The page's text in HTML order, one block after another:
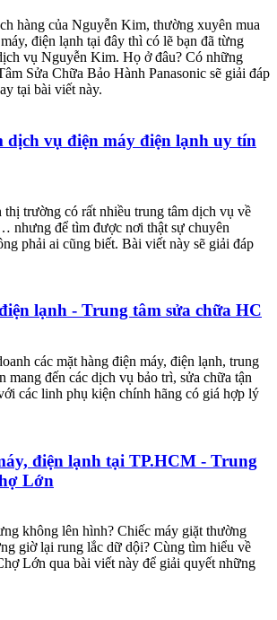
hàng của Nguyễn Kim, thường xuyên mua
điện lạnh tại đây thì có lẽ bạn đã từng
vụ Nguyễn Kim. Họ ở đâu? Có những
Sửa Chữa Bảo Hành Panasonic sẽ giải đáp
tại bài viết này.
dịch vụ điện máy điện lạnh uy tín
thị trường có rất nhiều trung tâm dịch vụ về
nhưng để tìm được nơi thật sự chuyên
phải ai cũng biết. Bài viết này sẽ giải đáp
lạnh - Trung tâm sửa chữa HC
các mặt hàng điện máy, điện lạnh, trung
mang đến các dịch vụ bảo trì, sửa chữa tận
các linh phụ kiện chính hãng có giá hợp lý
điện lạnh tại TP.HCM - Trung
Lớn
không lên hình? Chiếc máy giặt thường
giờ lại rung lắc dữ dội? Cùng tìm hiểu về
Lớn qua bài viết này để giải quyết những